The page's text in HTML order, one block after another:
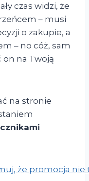
czas widzi, że
– musi
o zakupie, a
– no cóż, sam
on na Twoją
na stronie